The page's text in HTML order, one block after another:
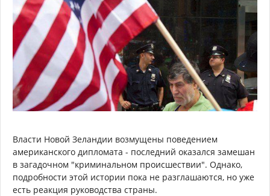
Власти Новой Зеландии возмущены поведением
американского дипломата - последний оказался замешан
в загадочном "криминальном происшествии". Однако,
подробности этой истории пока не разглашаются, но уже
есть реакция руководства страны.